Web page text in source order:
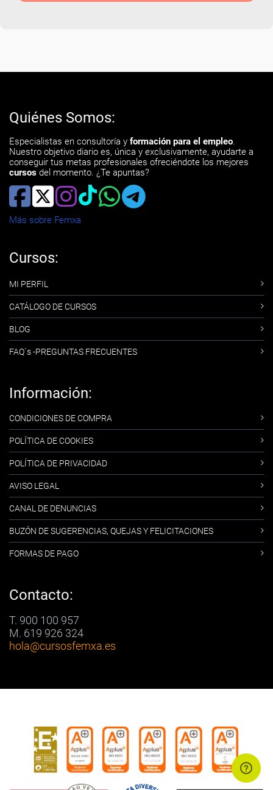
Quiénes Somos:
Especialistas en consultoría y formación para el empleo.
Nuestro objetivo diario es, única y exclusivamente, ayudarte a
conseguir tus metas profesionales ofreciéndote los mejores
cursos del momento. ¿Te apuntas?
Más sobre Femxa
Cursos:
MI PERFIL
CATÁLOGO DE CURSOS
BLOG
FAQ´s -PREGUNTAS FRECUENTES
Información:
CONDICIONES DE COMPRA
POLÍTICA DE COOKIES
POLÍTICA DE PRIVACIDAD
AVISO LEGAL
CANAL DE DENUNCIAS
BUZÓN DE SUGERENCIAS, QUEJAS Y FELICITACIONES
FORMAS DE PAGO
Contacto:
T. 900 100 957
M. 619 926 324
hola@cursosfemxa.es